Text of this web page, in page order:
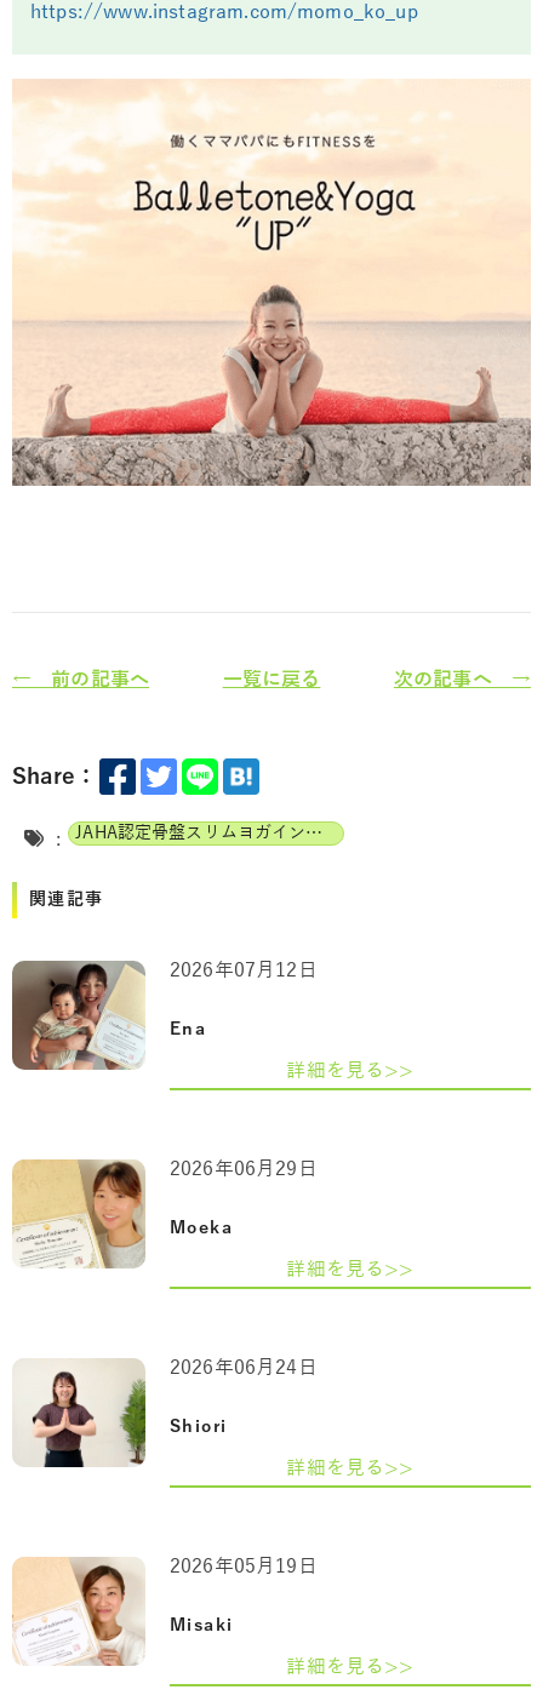
https://www.instagram.com/momo_ko_up
← 前の記事へ 一覧に戻る 次の記事へ →
Share：
: JAHA認定骨盤スリムヨガインストラクター
関連記事
Ena
2026年07月12日
詳細を見る>>
Moeka
2026年06月29日
詳細を見る>>
Shiori
2026年06月24日
詳細を見る>>
Misaki
2026年05月19日
詳細を見る>>